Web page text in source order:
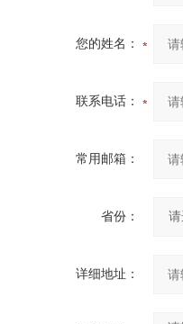
您的姓名：
联系电话：
常用邮箱：
省份：
详细地址：